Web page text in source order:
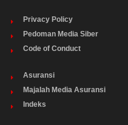
Privacy Policy
Pedoman Media Siber
Code of Conduct
Asuransi
Majalah Media Asuransi
Indeks